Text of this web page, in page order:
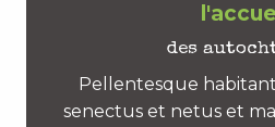
des
Pellentesque
senectus et netus et